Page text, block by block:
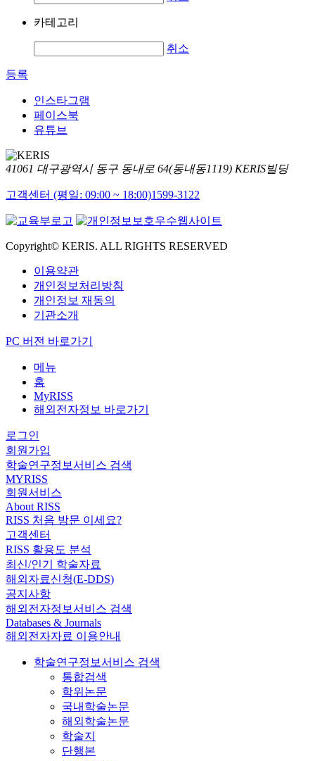
카테고리
취소
등록
인스타그램
페이스북
유튜브
41061 대구광역시 동구 동내로 64(동내동1119) KERIS빌딩
고객센터 (평일: 09:00 ~ 18:00)1599-3122
Copyright© KERIS. ALL RIGHTS RESERVED
이용약관
개인정보처리방침
개인정보 재동의
기관소개
PC 버전 바로가기
메뉴
홈
MyRISS
해외전자정보 바로가기
로그인
회원가입
학술연구정보서비스 검색
MYRISS
회원서비스
About RISS
RISS 처음 방문 이세요?
고객센터
RISS 활용도 분석
최신/인기 학술자료
해외자료신청(E-DDS)
공지사항
해외전자정보서비스 검색
Databases & Journals
해외전자자료 이용안내
학술연구정보서비스 검색
통합검색
학위논문
국내학술논문
해외학술논문
학술지
단행본